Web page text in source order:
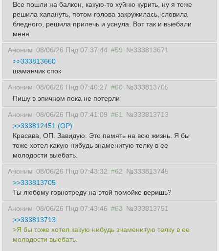
Все пошли на балкон, какую-то хуйню курить, ну я тоже
решила хапануть, потом голова закружилась, словила
бледного, решила прилечь и уснула. Вот так и выебали
меня
Аноним 08/06/26 Пнд 07:37:44 #59 №333813671
>>333813660
шаманчик спок
Аноним 08/06/26 Пнд 07:40:27 #60 №333813705
Пишу в эпичном пока не потерли
Аноним 08/06/26 Пнд 07:41:09 #61
№333813713
>>333812451 (OP)
Красава, ОП. Завидую. Это память на всю жизнь. Я бы
тоже хотел какую нибудь знаменитую телку в ее
молодости выебать.
Аноним 08/06/26 Пнд 07:43:32 #62 №333813745
>>333813705
Ты любому говнотреду на этой помойке веришь?
Аноним 08/06/26 Пнд 07:43:46 #63 №333813751
>>333813713
>Я бы тоже хотел какую нибудь знаменитую телку в ее
молодости выебать.